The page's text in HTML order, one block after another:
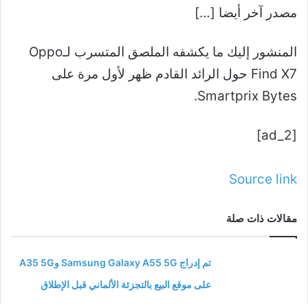
مصدر آخر أيضا […]
المنشور إليك ما يكشفه الملصق المتسرب لـOppo
Find X7 حول الرائد القادم ظهر لأول مرة على
Smartprix Bytes.
[ad_2]
Source link
مقالات ذات صلة
تم إدراج Samsung Galaxy A55 5G وA35 5G
على موقع البيع بالتجزئة الألماني قبل الإطلاق